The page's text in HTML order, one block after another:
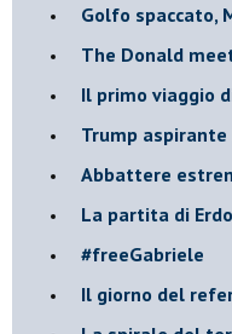
Golfo spaccato,
The Donald
Il primo viaggio
Trump
Abbattere
La partita di
#freeGabriele
Il giorno del